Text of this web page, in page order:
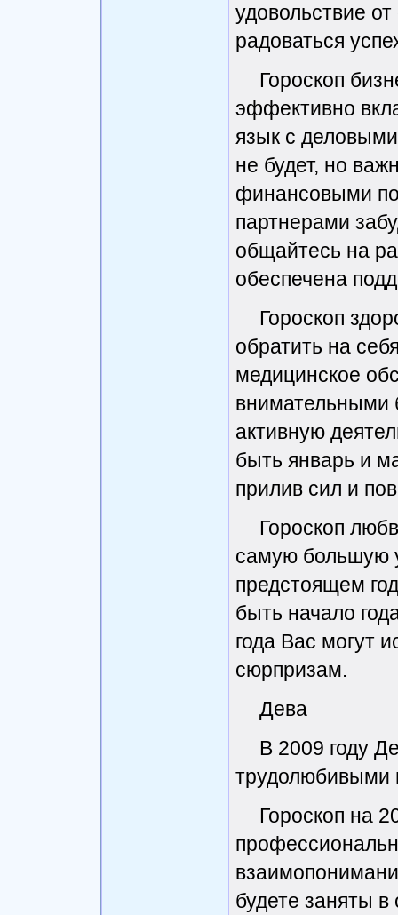
удовольствие
радоваться
Гороскоп
эффективно
язык с
не будет, но
финансовыми
партнерами
общайтесь на
обеспечена
Гороскоп
обратить на
медицинское
внимательными
активную
быть январь и
прилив сил и
Гороскоп
самую большую
предстоящем
быть начало
года Вас могут
сюрпризам.
Дева
В 2009 году
трудолюбивыми
Гороскоп на
будете заняты